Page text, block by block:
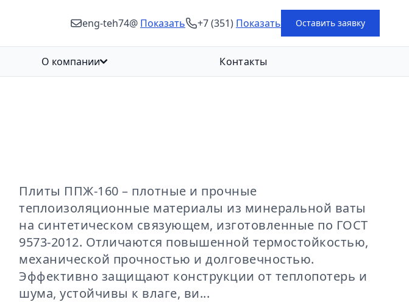
eng-teh74@ Показать +7 (351) Показать Оставить заявку
О компании Контакты
Плиты ППЖ-160 – плотные и прочные
теплоизоляционные материалы из минеральной ваты
на синтетическом связующем, изготовленные по ГОСТ
9573-2012. Отличаются повышенной термостойкостью,
механической прочностью и долговечностью.
Эффективно защищают конструкции от теплопотерь и
шума, устойчивы к влаге, ви...